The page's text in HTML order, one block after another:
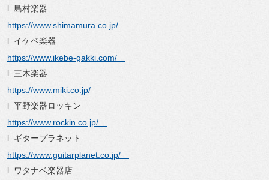
l 島村楽器
https://www.shimamura.co.jp/
l イケベ楽器
https://www.ikebe-gakki.com/
l 三木楽器
https://www.miki.co.jp/
l 平野楽器ロッキン
https://www.rockin.co.jp/
l ギタープラネット
https://www.guitarplanet.co. jp/
l ワタナベ楽器店